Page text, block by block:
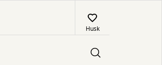
Husk